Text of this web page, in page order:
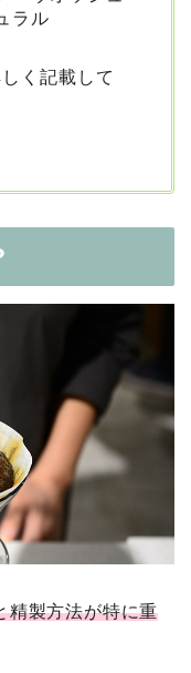
ラル
く記載して
精製⽅法が特に重